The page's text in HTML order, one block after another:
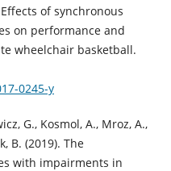
of synchronous
on performance and
wheelchair basketball.
0245-y
G., Kosmol, A., Mroz, A.,
B. (2019). The
with impairments in